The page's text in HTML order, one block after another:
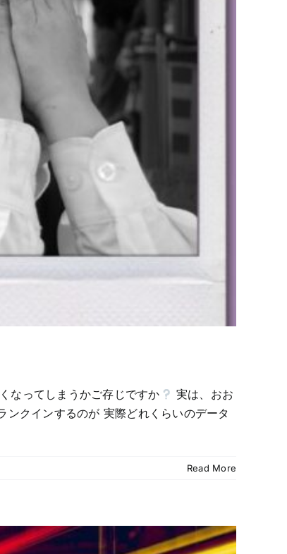
なってしまうかご存じですか
実は、おお
ンクインするのが 実際どれくらいのデータ
Read More